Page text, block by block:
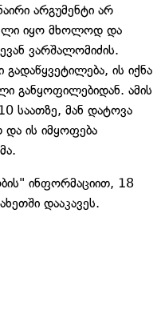
არგუმენტი არ
იყო მხოლოდ და
ვარშალომიძის.
გადაწყვეტილება, ის იქნა
განყოფილებიდან. ამის
საათზე, მან დატოვა
და ის იმყოფება
ინფორმაციით, 18
დააკავეს.